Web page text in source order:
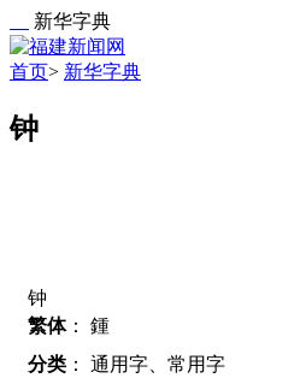
新华字典
首页> 新华字典
钟
钟
繁体： 鍾
分类 ： 通用字、常用字